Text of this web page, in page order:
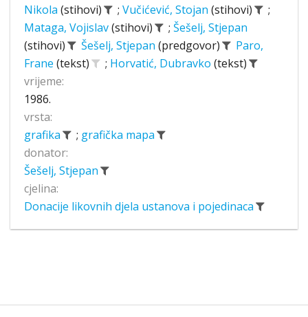
Nikola (stihovi) ; Vučićević, Stojan (stihovi)
;
Mataga, Vojislav(stihovi) ; Šešelj, Stjepan
(stihovi)
Šešelj, Stjepan (predgovor)
Paro,
Frane (tekst) ; Horvatić, Dubravko (tekst)
vrijeme:
1986.
vrsta:
grafika
; grafička mapa
donator:
Šešelj, Stjepan
cjelina:
Donacije likovnih djela ustanova i pojedinaca